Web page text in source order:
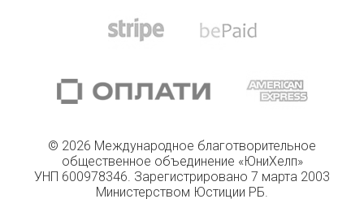
© 2026 Международное благотворительное
общественное объединение «ЮниХелп»
УНП 600978346. Зарегистрировано 7 марта 2003
Министерством Юстиции РБ.